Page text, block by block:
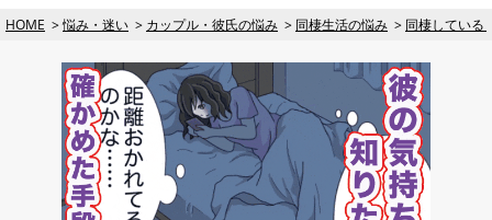
HOME 悩み・迷い カップル・彼氏の悩み 同棲生活の悩み 同棲している